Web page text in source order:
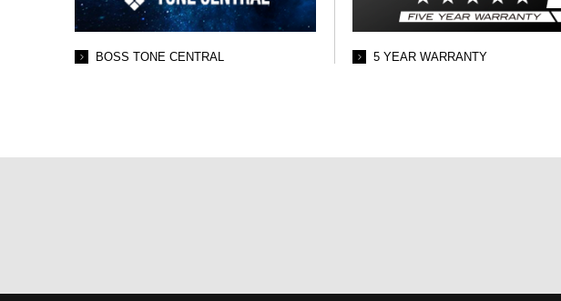
BOSS TONE CENTRAL 5 YEAR WARRANTY